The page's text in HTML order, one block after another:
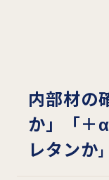
内部材の
か」「＋
レタンか」